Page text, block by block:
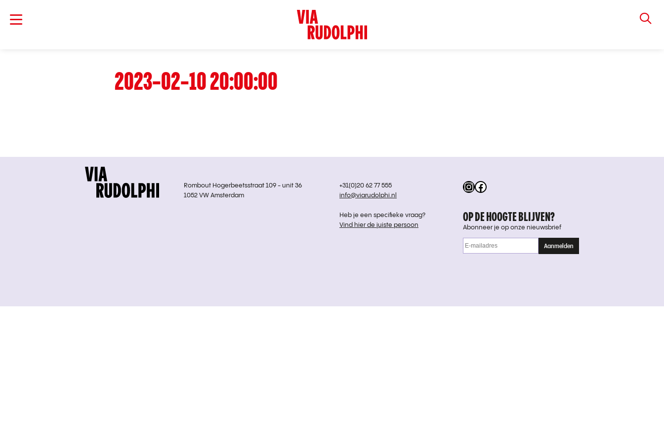
2023-02-10 20:00:00
Instagram
Facebook
Rombout Hogerbeetsstraat 109 - unit 36
1052 VW Amsterdam
+31(0)20 62 77 555
info@viarudolphi.nl
Heb je een specifieke vraag?
Vind hier de juiste persoon
OP DE HOOGTE BLIJVEN?
Abonneer je op onze nieuwsbrief